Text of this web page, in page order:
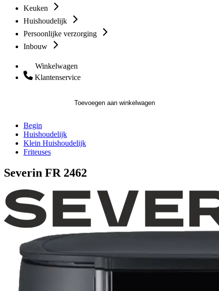
Keuken
Huishoudelijk
Persoonlijke verzorging
Inbouw
Winkelwagen
Klantenservice
Toevoegen aan winkelwagen
Begin
Huishoudelijk
Klein Huishoudelijk
Friteuses
Severin FR 2462